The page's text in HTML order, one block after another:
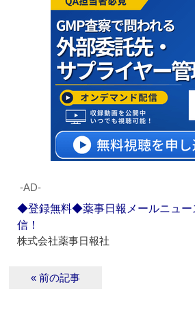
‐AD‐
◆登録無料◆薬事日報メールニュ
信！
株式会社薬事日報社
« 前の記事